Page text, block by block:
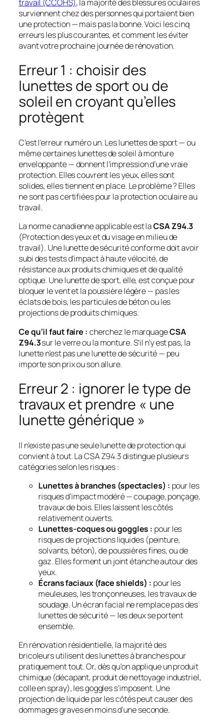
travail (CCOHS), la majorité des blessures oculaires
surviennent chez des personnes qui portaientbien
une protection — mais pas la bonne. Voici les cinq
erreurs les plus courantes, et comment les éviter
avant votre prochaine journée de rénovation.
Erreur 1 : choisir des
lunettes de sport ou de
soleil en croyant qu’elles
protègent
C’est l’erreur numéro un. Les lunettes de sport — ou
même certaines lunettes de soleil à monture
enveloppante — donnent l’impression d’une vraie
protection. Elles couvrent les yeux, elles sont
solides, elles tiennent en place. Le problème ? Elles
ne sont pas certifiées pour la protection oculaire au
travail.
La norme canadienne applicable est laCSA Z94.3
(Protection des yeux et du visage en milieu de
travail). Une lunette de sécurité conforme doit avoir
subi des tests d’impact à haute vélocité, de
résistance aux produits chimiques et de qualité
optique. Une lunette de sport, elle, est conçue pour
bloquer le vent et la poussière légère — pas les
éclats de bois, les particules de béton ou les
projections de produits chimiques.
Ce qu’il faut faire : cherchez le marquageCSA
Z94.3sur le verre ou la monture. S’il n’y est pas, la
lunette n’est pas une lunette de sécurité — peu
importe son prix ou son allure.
Erreur 2 : ignorer le type de
travaux et prendre « une
lunette générique »
Il n’existe pas une seule lunette de protection qui
convient à tout. La CSA Z94.3 distingue plusieurs
catégories selon les risques :
Lunettes à branches (spectacles) : pour les
risques d’impact modéré — coupage, ponçage,
travaux de bois. Elles laissent les côtés
relativement ouverts.
Lunettes-coques ou goggles : pour les
risques de projections liquides (peinture,
solvants, béton), de poussières fines, ou de
gaz. Elles forment un joint étanche autour des
yeux.
Écrans faciaux (face shields) : pour les
meuleuses, les tronçonneuses, les travaux de
soudage. Un écran facial ne remplace pasdes
lunettes de sécurité — les deux se portent
ensemble.
En rénovation résidentielle, la majorité des
bricoleurs utilisent des lunettes à branches pour
pratiquement tout. Or, dès qu’on applique un produit
chimique (décapant, produit de nettoyage industriel,
colle en spray), les goggles s’imposent. Une
projection de liquide par les côtés peut causer des
dommages graves en moins d’une seconde.